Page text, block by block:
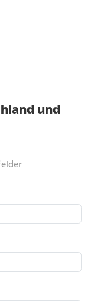
und